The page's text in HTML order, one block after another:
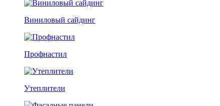
Виниловый сайдинг
Профнастил
Утеплители